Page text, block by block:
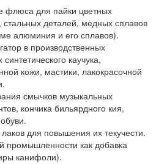
флюса для пайки цветных
стальных деталей, медных сплавов
алюминия и его сплавов).
в производственных
синтетического каучука,
кожи, мастики, лакокрасочной
смычков музыкальных
кончика бильярдного кия,
для повышения их текучести.
промышленности как добавка
канифоли).